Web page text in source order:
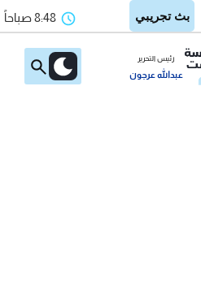
8:48 صباحاً
رئيس التحرير
عبدالله عرجون